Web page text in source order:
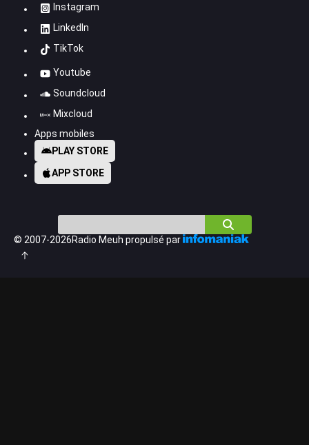
Instagram
LinkedIn
TikTok
Youtube
Soundcloud
Mixcloud
Apps mobiles
PLAY STORE
APP STORE
© 2007-2026Radio Meuh propulsé par